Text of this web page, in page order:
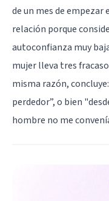
de un mes de
relación porque
autoconfianza muy
mujer lleva tres
misma razón,
perdedor”, o bien
hombre no me